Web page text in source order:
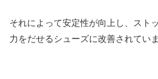
それによって安定性が向上し、スト
力をだせるシューズに改善されていま